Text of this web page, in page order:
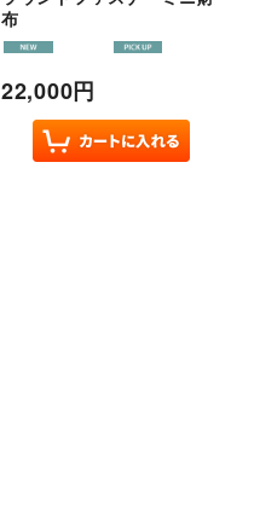
布
22,000円